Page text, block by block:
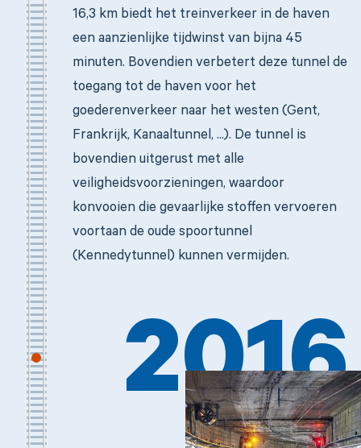
16,3 km biedt het treinverkeer in de haven
een aanzienlijke tijdwinst van bijna 45
minuten. Bovendien verbetert deze tunnel de
toegang tot de haven voor het
goederenverkeer naar het westen (Gent,
Frankrijk, Kanaaltunnel, ...). De tunnel is
bovendien uitgerust met alle
veiligheidsvoorzieningen, waardoor
konvooien die gevaarlijke stoffen vervoeren
voortaan de oude spoortunnel
(Kennedytunnel) kunnen vermijden.
2016